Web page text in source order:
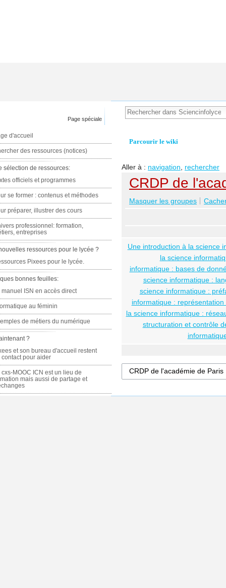
Parcourir le wiki
Aller à : navigation rechercher
CRDP de
Masquer les groupes
Une introduction à la science
la science
informatique : bases de
science informatique :
science informatique :
informatique :
la science informatique :
structuration et contrôle
Page spéciale
d'accueil
des ressources (notices)
sélection de ressources:
officiels et programmes
se former : contenus et méthodes
préparer, illustrer des cours
professionnel: formation,
entreprises
ressources pour le lycée ?
Pixees pour le lycée.
bonnes feuilles:
manuel ISN en accès direct
au féminin
de métiers du numérique
?
et son bureau d'accueil restent
contact pour aider
cxs-MOOC ICN est un lieu de
mais aussi de partage et